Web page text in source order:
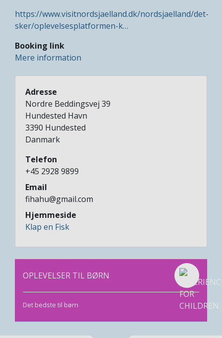
https://www.visitnordsjaelland.dk/nordsjaelland/det-
sker/oplevelsesplatformen-k…
Booking link
Mere information
Adresse
Nordre Beddingsvej 39
Hundested Havn
3390 Hundested
Danmark
Telefon
+45 2928 9899
Email
fihahu@gmail.com
Hjemmeside
Klap en Fisk
OPLEVELSER TIL BØRN
Det bedste til børn